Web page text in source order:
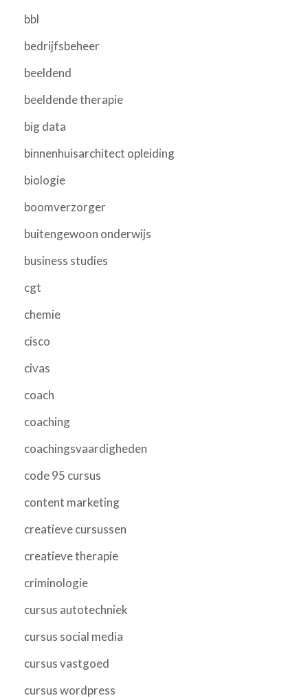
bbl
bedrijfsbeheer
beeldend
beeldende therapie
big data
binnenhuisarchitect opleiding
biologie
boomverzorger
buitengewoon onderwijs
business studies
cgt
chemie
cisco
civas
coach
coaching
coachingsvaardigheden
code 95 cursus
content marketing
creatieve cursussen
creatieve therapie
criminologie
cursus autotechniek
cursus social media
cursus vastgoed
cursus wordpress